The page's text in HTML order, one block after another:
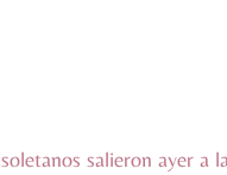
salieron ayer